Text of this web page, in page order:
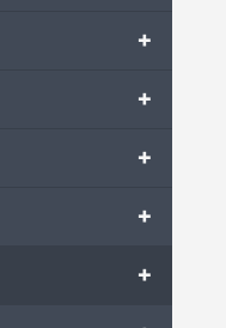
+
+
+
+
+